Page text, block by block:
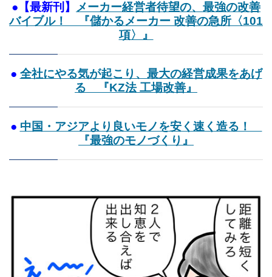
●【最新刊】 メーカー経営者待望の、最強の改善
バイブル！ 『儲かるメーカー 改善の急所〈101
項〉』
● 全社にやる気が起こり、最大の経営成果をあげ
る 『KZ法 工場改善』
● 中国・アジアより良いモノを安く速く造る！
『最強のモノづくり』